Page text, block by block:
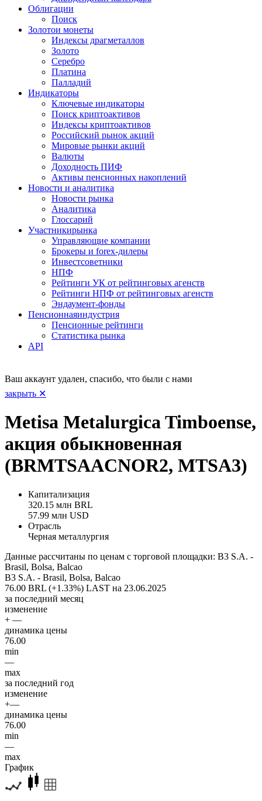
Облигации
Поиск
Золотои монеты
Индексы драгметаллов
Золото
Серебро
Платина
Палладий
Индикаторы
Ключевые индикаторы
Поиск криптоактивов
Индексы криптоактивов
Российский рынок акций
Мировые рынки акций
Валюты
Доходность ПИФ
Активы пенсионных накоплений
Новости и аналитика
Новости рынка
Аналитика
Глоссарий
Участникирынка
Управляющие компании
Брокеры и forex-дилеры
Инвестсоветники
НПФ
Рейтинги УК от рейтинговых агенств
Рейтинги НПФ от рейтинговых агенств
Эндаумент-фонды
Пенсионнаяиндустрия
Пенсионные рейтинги
Статистика рынка
API
Ваш аккаунт удален, спасибо, что были с нами
закрыть ✕
Metisa Metalurgica Timboense,
акция обыкновенная
(BRMTSAACNOR2, MTSA3)
Капитализация
320.15 млн BRL
57.99 млн USD
Отрасль
Черная металлургия
Данные рассчитаны по ценам с торговой площадки: B3 S.A. -
Brasil, Bolsa, Balcao
B3 S.A. - Brasil, Bolsa, Balcao
76.00 BRL (+1.33%) LAST на 23.06.2025
за последний месяц
изменение
+ —
динамика цены
76.00
min
—
max
за последний год
изменение
+—
динамика цены
76.00
min
—
max
График